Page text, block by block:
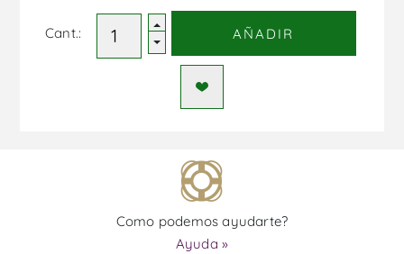
Cant.: AÑADIR
Como podemos ayudarte?
Ayuda »